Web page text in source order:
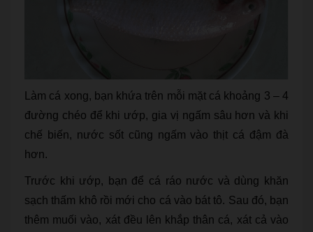
Làm cá xong, bạn khứa trên mỗi mặt cá khoảng 3 – 4
đường chéo để khi ướp, gia vị ngấm sâu hơn và khi
chế biến, nước sốt cũng ngấm vào thịt cá đậm đà
hơn.
Trước khi ướp, bạn để cá ráo nước và dùng khăn
sạch thấm khô rồi mới cho cá vào bát tô. Sau đó, bạn
thêm muối vào, xát đều lên khắp thân cá, xát cả vào